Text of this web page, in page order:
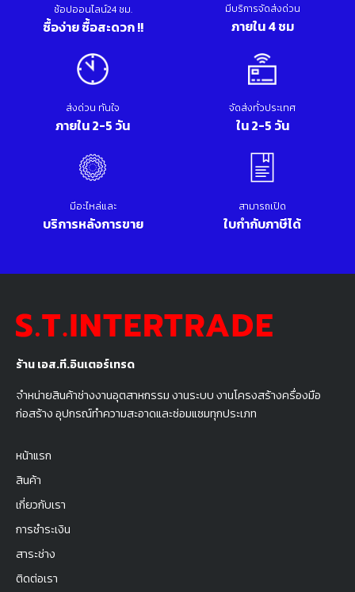
ร้าน เอส.ที.อินเตอร์เทรด
จำหน่ายสินค้าช่างงานอุตสาหกรรม งานระบบ งานโครงสร้างครื่องมือ
ก่อสร้าง อุปกรณ์ทำความสะอาดและซ่อมแซมทุกประเภท
หน้าแรก
สินค้า
เกี่ยวกับเรา
การชำระเงิน
สาระช่าง
ติดต่อเรา
ช้อปออนไลน์24 ชม.
ซื้อง่าย ซื้อสะดวก !!
มีบริการจัดส่งด่วน
ภายใน 4 ชม
ส่งด่วน ทันใจ
ภายใน 2-5 วัน
จัดส่งทั่วประเทศ
ใน 2-5 วัน
มีอะไหล่และ
บริการหลังการขาย
สามารถเปิด
ใบกำกับภาษีได้